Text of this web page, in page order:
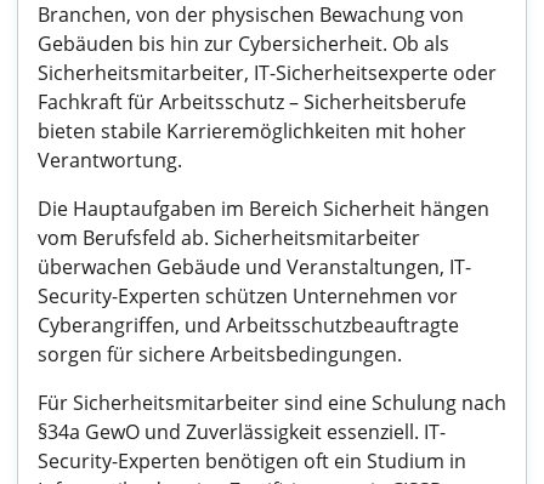
Branchen, von der physischen Bewachung von
Gebäuden bis hin zur Cybersicherheit. Ob als
Sicherheitsmitarbeiter, IT-Sicherheitsexperte oder
Fachkraft für Arbeitsschutz – Sicherheitsberufe
bieten stabile Karrieremöglichkeiten mit hoher
Verantwortung.
Die Hauptaufgaben im Bereich Sicherheit hängen
vom Berufsfeld ab. Sicherheitsmitarbeiter
überwachen Gebäude und Veranstaltungen, IT-
Security-Experten schützen Unternehmen vor
Cyberangriffen, und Arbeitsschutzbeauftragte
sorgen für sichere Arbeitsbedingungen.
Für Sicherheitsmitarbeiter sind eine Schulung nach
§34a GewO und Zuverlässigkeit essenziell. IT-
Security-Experten benötigen oft ein Studium in